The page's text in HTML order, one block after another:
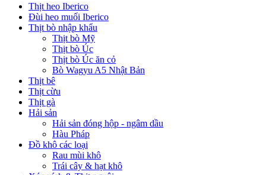
Thịt heo Iberico
Đùi heo muối Iberico
Thịt bò nhập khẩu
Thịt bò Mỹ
Thịt bò Úc
Thịt bò Úc ăn cỏ
Bò Wagyu A5 Nhật Bản
Thịt bê
Thịt cừu
Thịt gà
Hải sản
Hải sản đóng hộp - ngâm dầu
Hàu Pháp
Đồ khô các loại
Rau mùi khô
Trái cây & hạt khô